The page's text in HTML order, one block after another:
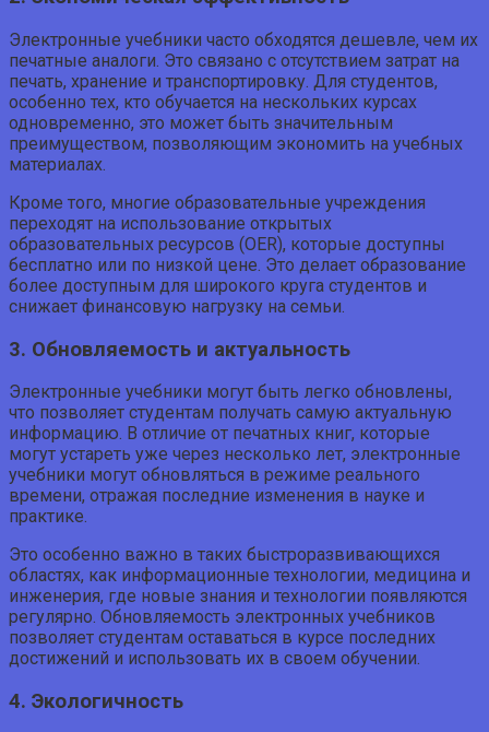
Электронные учебники часто обходятся дешевле, чем их
печатные аналоги. Это связано с отсутствием затрат на
печать, хранение и транспортировку. Для студентов,
особенно тех, кто обучается на нескольких курсах
одновременно, это может быть значительным
преимуществом, позволяющим экономить на учебных
материалах.
Кроме того, многие образовательные учреждения
переходят на использование открытых
образовательных ресурсов (OER), которые доступны
бесплатно или по низкой цене. Это делает образование
более доступным для широкого круга студентов и
снижает финансовую нагрузку на семьи.
3. Обновляемость и актуальность
Электронные учебники могут быть легко обновлены,
что позволяет студентам получать самую актуальную
информацию. В отличие от печатных книг, которые
могут устареть уже через несколько лет, электронные
учебники могут обновляться в режиме реального
времени, отражая последние изменения в науке и
практике.
Это особенно важно в таких быстроразвивающихся
областях, как информационные технологии, медицина и
инженерия, где новые знания и технологии появляются
регулярно. Обновляемость электронных учебников
позволяет студентам оставаться в курсе последних
достижений и использовать их в своем обучении.
4. Экологичность